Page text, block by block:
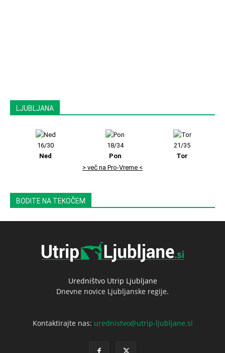
LJUBLJANA
16/30
Ned
18/34
Pon
21/35
Tor
> več na Pro-Vreme <
BODITE NA TEKOČEM
Uredništvo Utrip Ljubljane
Dnevne novice Ljubljanske regije.
Kontaktirajte nas: urednistvo@utrip-ljubljane.si